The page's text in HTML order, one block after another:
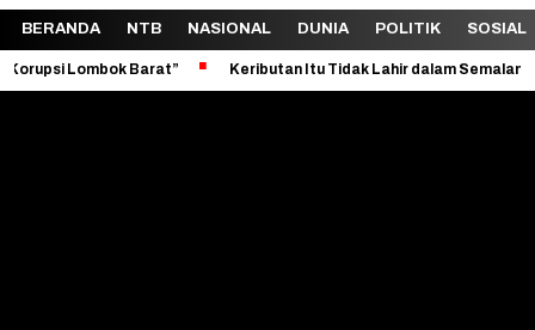
BERANDA NTB NASIONAL DUNIA POLITIK SOSIAL
Barat” Keributan Itu Tidak Lahir dalam Semalam